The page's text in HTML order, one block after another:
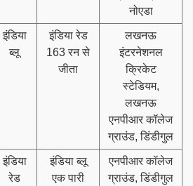
नोएडा
इंडिया
ब्लू
इंडिया रेड
163 रन से
जीता
लखनऊ
इंटरनेशनल
क्रिकेट
स्टेडियम,
लखनऊ
एनपीआर कॉलेज
ग्राउंड, डिंडीगुल
इंडिया
रेड
इंडिया ब्लू
एक पारी
एनपीआर कॉलेज
ग्राउंड, डिंडीगुल